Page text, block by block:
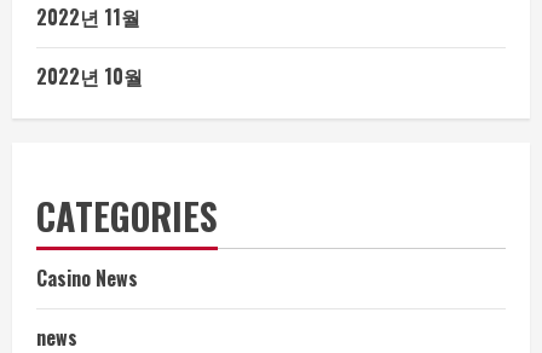
2022년 11월
2022년 10월
CATEGORIES
Casino News
news